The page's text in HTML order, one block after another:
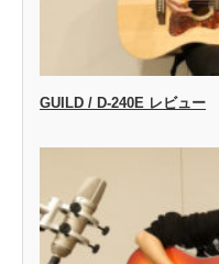
GUILD / D-240E レビュー